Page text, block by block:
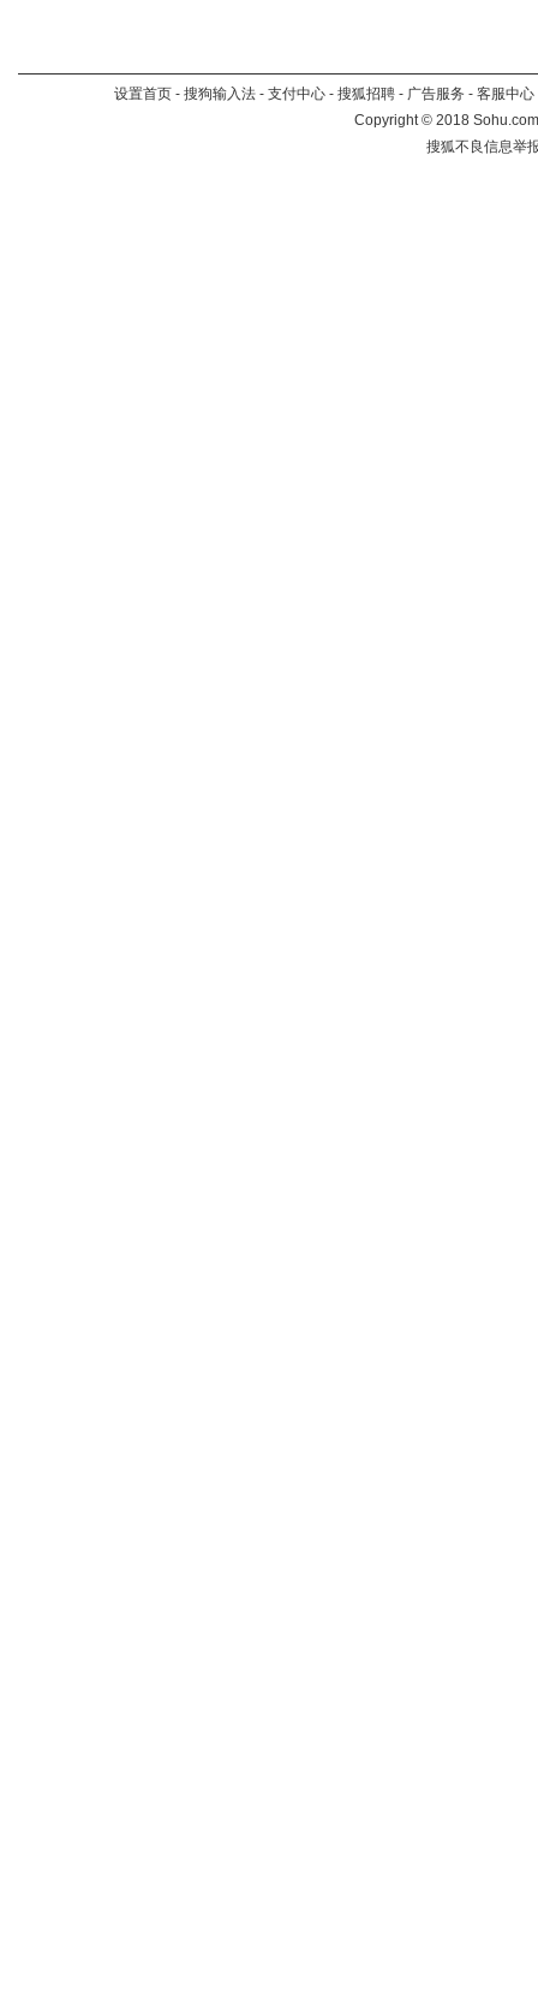
设置首页 - 搜狗输入法 - 支付中心 - 搜狐招聘 - 广告服务 - 客服中心
Copyright©2018
搜狐不良信息举